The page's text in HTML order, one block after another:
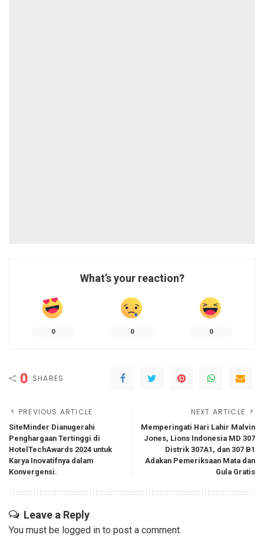
What’s your reaction?
0 0 0
0 SHARES
PREVIOUS ARTICLE
SiteMinder Dianugerahi
Penghargaan Tertinggi di
HotelTechAwards 2024 untuk
Karya Inovatifnya dalam
Konvergensi.
NEXT ARTICLE
Memperingati Hari Lahir Malvin
Jones, Lions Indonesia MD 307
Distrik 307A1, dan 307 B1
Adakan Pemeriksaan Mata dan
Gula Gratis
Leave a Reply
You must be logged in to post a comment.